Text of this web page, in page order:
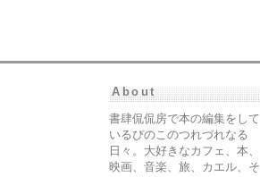
About
書肆侃侃房で本の編集をして
いるぴのこのつれづれなる
日々。大好きなカフェ、本、
映画、音楽、旅、カエル、そ